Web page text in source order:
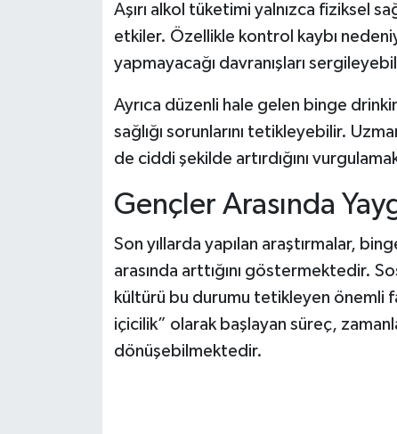
Aşırı alkol tüketimi yalnızca fiziksel
etkiler. Özellikle kontrol kaybı
yapmayacağı davranışları
Ayrıca düzenli hale gelen binge
sağlığı sorunlarını tetikleyebilir.
de ciddi şekilde artırdığını
Gençler Arasında
Son yıllarda yapılan araştırmalar,
arasında arttığını göstermektedir.
kültürü bu durumu tetikleyen önemli
içicilik” olarak başlayan süreç,
dönüşebilmektedir.